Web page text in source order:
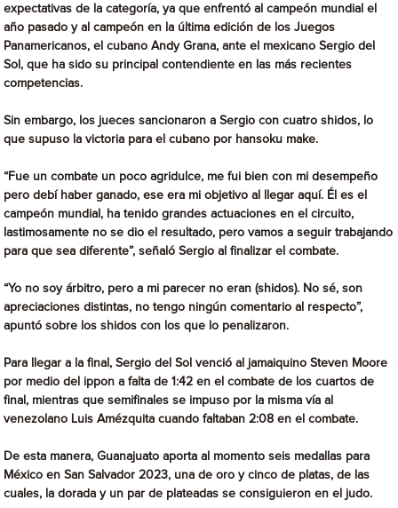
expectativas de la categoría, ya que enfrentó al campeón mundial el
año pasado y al campeón en la última edición de los Juegos
Panamericanos, el cubano Andy Grana, ante el mexicano Sergio del
Sol, que ha sido su principal contendiente en las más recientes
competencias.
Sin embargo, los jueces sancionaron a Sergio con cuatro shidos, lo
que supuso la victoria para el cubano por hansoku make.
“Fue un combate un poco agridulce, me fui bien con mi desempeño
pero debí haber ganado, ese era mi objetivo al llegar aquí. Él es el
campeón mundial, ha tenido grandes actuaciones en el circuito,
lastimosamente no se dio el resultado, pero vamos a seguir trabajando
para que sea diferente”, señaló Sergio al finalizar el combate.
“Yo no soy árbitro, pero a mi parecer no eran (shidos). No sé, son
apreciaciones distintas, no tengo ningún comentario al respecto”,
apuntó sobre los shidos con los que lo penalizaron.
Para llegar a la final, Sergio del Sol venció al jamaiquino Steven Moore
por medio del ippon a falta de 1:42 en el combate de los cuartos de
final, mientras que semifinales se impuso por la misma vía al
venezolano Luis Amézquita cuando faltaban 2:08 en el combate.
De esta manera, Guanajuato aporta al momento seis medallas para
México en San Salvador 2023, una de oro y cinco de platas, de las
cuales, la dorada y un par de plateadas se consiguieron en el judo.